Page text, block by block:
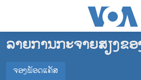
ເຂົ້າ
ຂ້າມ
ໂຮມເພຈ
ລາວ
ລາຍການກະຈາຍສຽງຂ
ຈອງພັອດແຄັສ